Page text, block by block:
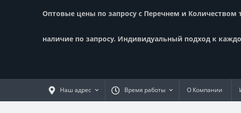
Оптовые цены по запросу с Перечнем и Количеством
наличие по запросу. Индивидуальный подход к
Наш адрес Время работы О Компании